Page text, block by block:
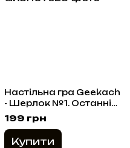
Настільна гра Geekach
- Шерлок №1. Останній
шанс
199 грн
Купити